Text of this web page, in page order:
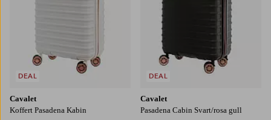
Cavalet
Koffert Pasadena Kabin
DEAL
Cavalet
Pasadena Cabin Svart/rosa gull
DEAL